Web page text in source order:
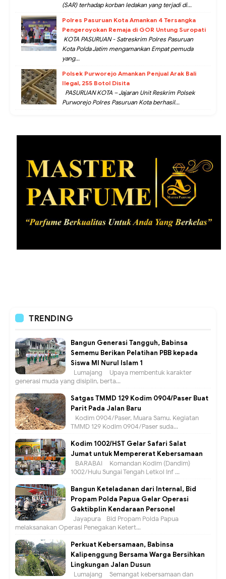
(SAR) terhadap korban ledakan yang terjadi di...
Polres Pasuruan Kota Amankan 4 Tersangka
Pengeroyokan Remaja di GOR Untung Suropati
KOTA PASURUAN - Satreskrim Polres Pasuruan
Kota Polda Jatim mengamankan Empat pemuda
yang...
Polsek Purworejo Amankan Penjual Arak Bali
Ilegal, 255 Botol Disita
PASURUAN KOTA – Jajaran Unit Reskrim Polsek
Purworejo Polres Pasuruan Kota berhasil...
TRENDING
Bangun Generasi Tangguh, Babinsa
Sememu Berikan Pelatihan PBB kepada
Siswa MI Nurul Islam 1
Lumajang – Upaya membentuk karakter
generasi muda yang disiplin, berta...
Satgas TMMD 129 Kodim 0904/Paser Buat
Parit Pada Jalan Baru
Kodim 0904/Paser, Muara Samu. Kegiatan
TMMD 129 Kodim 0904/Paser suda...
Kodim 1002/HST Gelar Safari Salat
Jumat untuk Mempererat Kebersamaan
BARABAI – Komandan Kodim (Dandim)
1002/Hulu Sungai Tengah Letkol Inf ...
Bangun Keteladanan dari Internal, Bid
Propam Polda Papua Gelar Operasi
Gaktibplin Kendaraan Personel
Jayapura –Bid Propam Polda Papua
melaksanakan Operasi Penegakan Ketert...
Perkuat Kebersamaan, Babinsa
Kalipenggung Bersama Warga Bersihkan
Lingkungan Jalan Dusun
Lumajang – Semangat kebersamaan dan